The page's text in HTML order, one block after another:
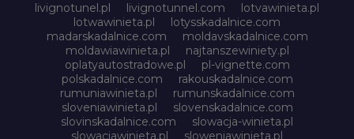
livignotunel.pl
livignotunnel.com
lotvawinieta.pl
lotwawinieta.pl
lotysskadalnice.com
madarskadalnice.com
moldavskadalnice.com
moldawiawinieta.pl
najtanszewiniety.pl
oplatyautostradowe.pl
pl-vignette.com
polskadalnice.com
rakouskadalnice.com
rumuniawinieta.pl
rumunskadalnice.com
sloveniawinieta.pl
slovenskadalnice.com
slovinskadalnice.com
slowacja-winieta.pl
slowacjawinieta.pl
sloweniawinieta.pl